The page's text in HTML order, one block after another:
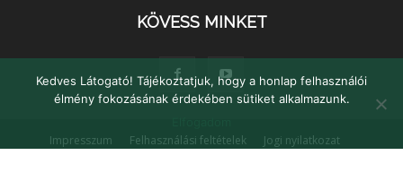
KÖVESS MINKET
Impresszum Felhasználási feltételek
Jogi nyilatkozat
Kedves Látogató! Tájékoztatjuk, hogy a honlap felhasználói
élmény fokozásának érdekében sütiket alkalmazunk.